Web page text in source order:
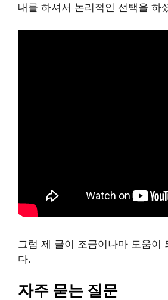
내를 하셔서 논리적인 선택을 하
그럼 제 글이 조금이나마 도움이
다.
자주 묻는 질문